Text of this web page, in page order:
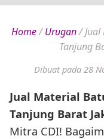
Home/Urugan/
Tanjung
Dibuat pada 28
Jual Material
Tanjung Barat
Mitra CDI!